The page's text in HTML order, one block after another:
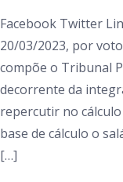
Facebook Twitter
20/03/2023, por
compõe o Tribunal
decorrente da
repercutir no
base de cálculo o
[…]